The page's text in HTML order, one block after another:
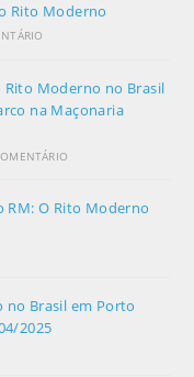
Rito Moderno
Rito Moderno no Brasil
na Maçonaria
RM: O Rito Moderno
no Brasil em Porto
2025